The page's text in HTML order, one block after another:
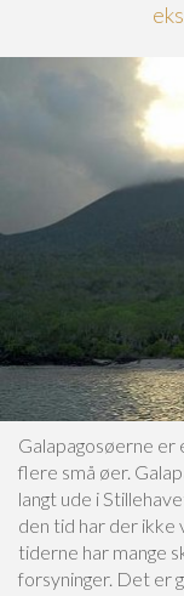
Galapagosøerne er
flere små øer.
langt ude i
den tid har der
tiderne har mange
forsyninger. Det er